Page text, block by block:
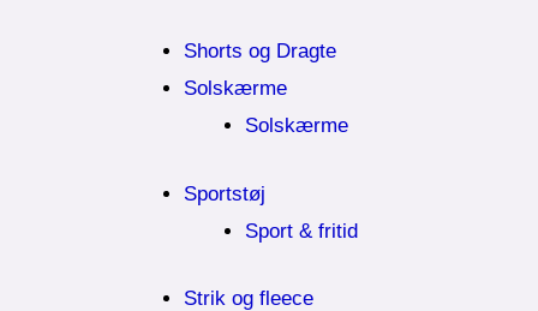
Shorts og Dragte
Solskærme
Solskærme
Sportstøj
Sport & fritid
Strik og fleece